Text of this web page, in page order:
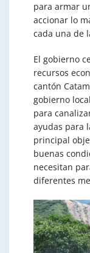
para armar
accionar lo
cada una de
El gobierno
recursos
cantón
gobierno
para
ayudas para
principal
buenas
necesitan
diferentes